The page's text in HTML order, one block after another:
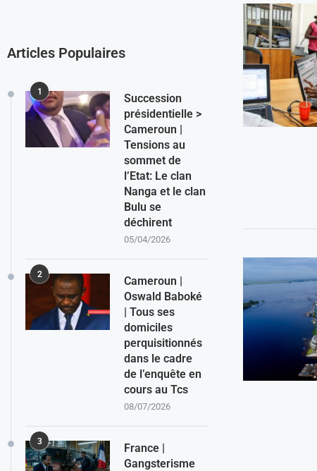
Articles Populaires
1
Succession
présidentielle >
Cameroun |
Tensions au
sommet de
l’Etat: Le clan
Nanga et le clan
Bulu se
déchirent
05/04/2026
2
Cameroun |
Oswald Baboké
| Tous ses
domiciles
perquisitionnés
dans le cadre
de l’enquête en
cours au Tcs
08/07/2026
3
France |
Gangsterisme